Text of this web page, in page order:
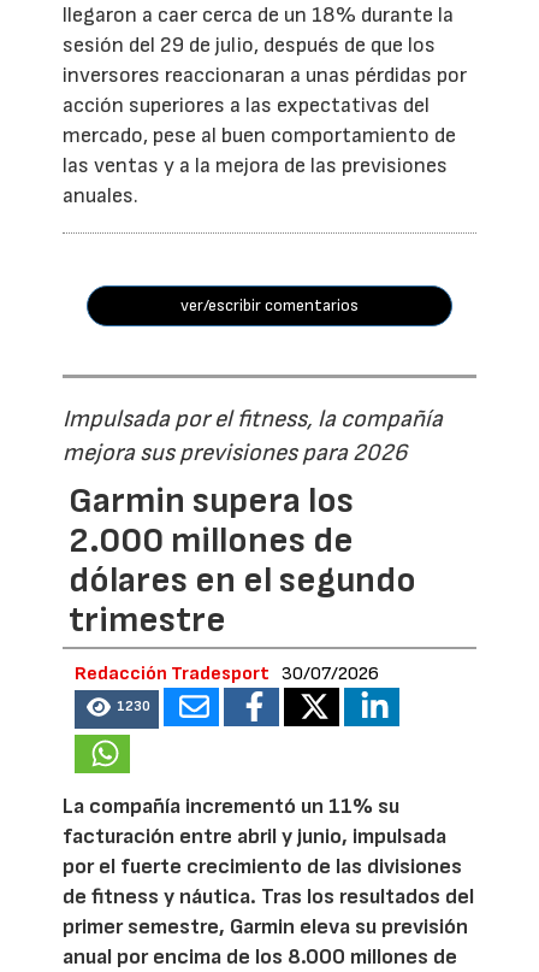
llegaron a caer cerca de un 18% durante la
sesión del 29 de julio, después de que los
inversores reaccionaran a unas pérdidas por
acción superiores a las expectativas del
mercado, pese al buen comportamiento de
las ventas y a la mejora de las previsiones
anuales.
ver/escribir comentarios
Impulsada por el fitness, la compañía
mejora sus previsiones para 2026
Garmin supera los
2.000 millones de
dólares en el segundo
trimestre
Redacción Tradesport 30/07/2026
1230
La compañía incrementó un 11% su
facturación entre abril y junio, impulsada
por el fuerte crecimiento de las divisiones
de fitness y náutica. Tras los resultados del
primer semestre, Garmin eleva su previsión
anual por encima de los 8.000 millones de